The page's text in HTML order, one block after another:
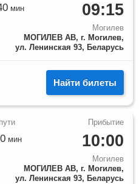
09:15
Могилев
МОГИЛЕВ АВ, г. Могилев,
ул. Ленинская 93, Беларусь
мин
Найти билеты
10:00
Могилев
МОГИЛЕВ АВ, г. Могилев,
ул. Ленинская 93, Беларусь
0мин